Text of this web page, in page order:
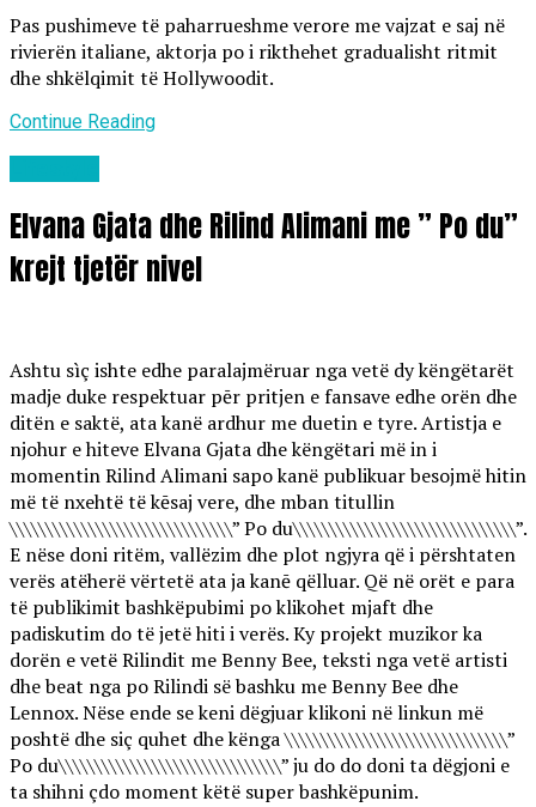
Pas pushimeve të paharrueshme verore me vajzat e saj në
rivierën italiane, aktorja po i rikthehet gradualisht ritmit
dhe shkëlqimit të Hollywoodit.
Continue Reading
Elvana Gjata dhe Rilind Alimani me ” Po du”
krejt tjetër nivel
Ashtu sìç ishte edhe paralajmëruar nga vetë dy këngëtarët
madje duke respektuar pēr pritjen e fansave edhe orën dhe
ditën e saktë, ata kanë ardhur me duetin e tyre. Artistja e
njohur e hiteve Elvana Gjata dhe këngëtari më in i
momentin Rilind Alimani sapo kanë publikuar besojmë hitin
më të nxehtë të kēsaj vere, dhe mban titullin
\\\\\\\\\\\\\\\\\\\\\\\\\\\\\\\” Po du\\\\\\\\\\\\\\\\\\\\\\\\\\\\\\\”.
E nëse doni ritëm, vallëzim dhe plot ngjyra që i përshtaten
verës atëherë vërtetë ata ja kanē qëlluar. Që në orët e para
të publikimit bashkëpubimi po klikohet mjaft dhe
padiskutim do të jetë hiti i verës. Ky projekt muzikor ka
dorën e vetë Rilindit me Benny Bee, teksti nga vetë artisti
dhe beat nga po Rilindi së bashku me Benny Bee dhe
Lennox. Nëse ende se keni dëgjuar klikoni në linkun më
poshtë dhe siç quhet dhe kënga \\\\\\\\\\\\\\\\\\\\\\\\\\\\\\\”
Po du\\\\\\\\\\\\\\\\\\\\\\\\\\\\\\\” ju do do doni ta dëgjoni e
ta shihni çdo moment këtë super bashkëpunim.